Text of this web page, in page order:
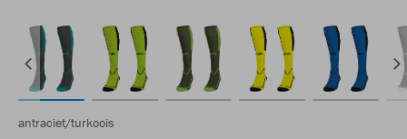
antraciet/turkoois